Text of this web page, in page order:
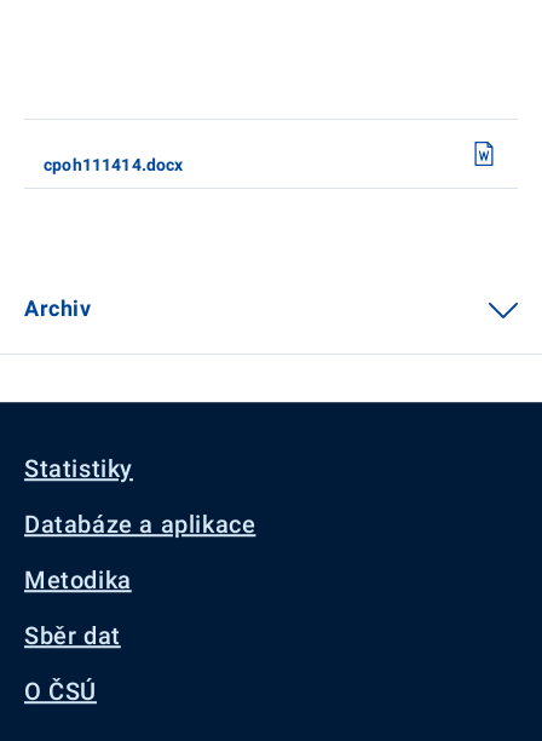
cpoh111414.docx
Archiv
Statistiky
Databáze a aplikace
Metodika
Sběr dat
O ČSÚ